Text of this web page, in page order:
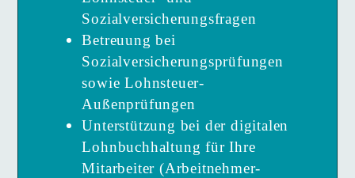
Sozialversicherungsfragen
Betreuung bei
Sozialversicherungs­prüfungen
sowie Lohnsteuer-
Außenprüfungen
Unterstützung bei der digitalen
Lohnbuchhaltung für Ihre
Mitarbeiter (Arbeitnehmer-